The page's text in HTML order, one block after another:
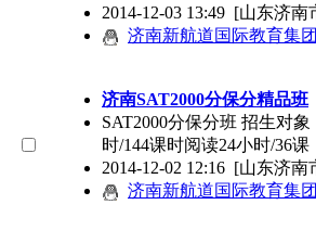
2014-12-03 13:49 [山东济南
济南新航道国际教育集团
济南SAT2000分保分精品班
SAT2000分保分班 招生对
时/144课时阅读24小时/36课
2014-12-02 12:16 [山东济南
济南新航道国际教育集团